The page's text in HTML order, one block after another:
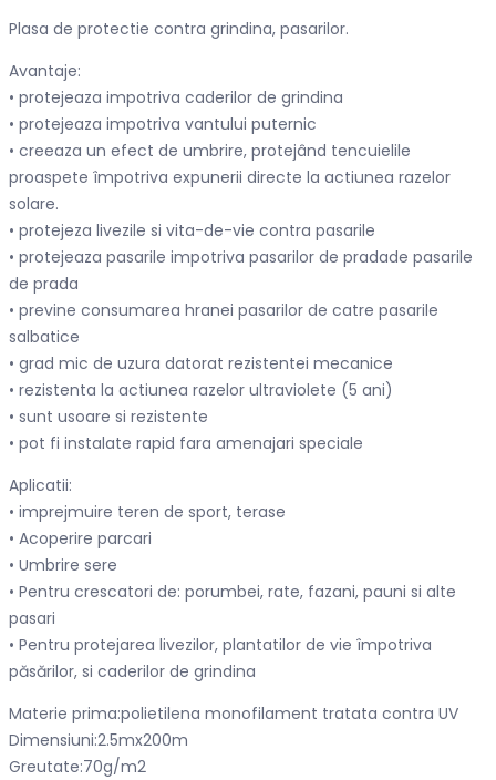
Plasa de protectie contra grindina, pasarilor.
Avantaje:
• protejeaza impotriva caderilor de grindina
• protejeaza impotriva vantului puternic
• creeaza un efect de umbrire, protejând tencuielile
proaspete împotriva expunerii directe la actiunea razelor
solare.
• protejeza livezile si vita-de-vie contra pasarile
• protejeaza pasarile impotriva pasarilor de pradade pasarile
de prada
• previne consumarea hranei pasarilor de catre pasarile
salbatice
• grad mic de uzura datorat rezistentei mecanice
• rezistenta la actiunea razelor ultraviolete (5 ani)
• sunt usoare si rezistente
• pot fi instalate rapid fara amenajari speciale
Aplicatii:
• imprejmuire teren de sport, terase
• Acoperire parcari
• Umbrire sere
• Pentru crescatori de: porumbei, rate, fazani, pauni si alte
pasari
• Pentru protejarea livezilor, plantatilor de vie împotriva
păsărilor, si caderilor de grindina
Materie prima:polietilena monofilament tratata contra UV
Dimensiuni:2.5mx200m
Greutate:70g/m2